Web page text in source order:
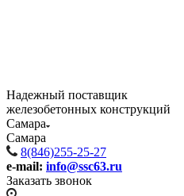
Надежный поставщик
железобетонных конструкций
Самара
Самара
8(846)255-25-27
e-mail: info@ssc63.ru
Заказать звонок